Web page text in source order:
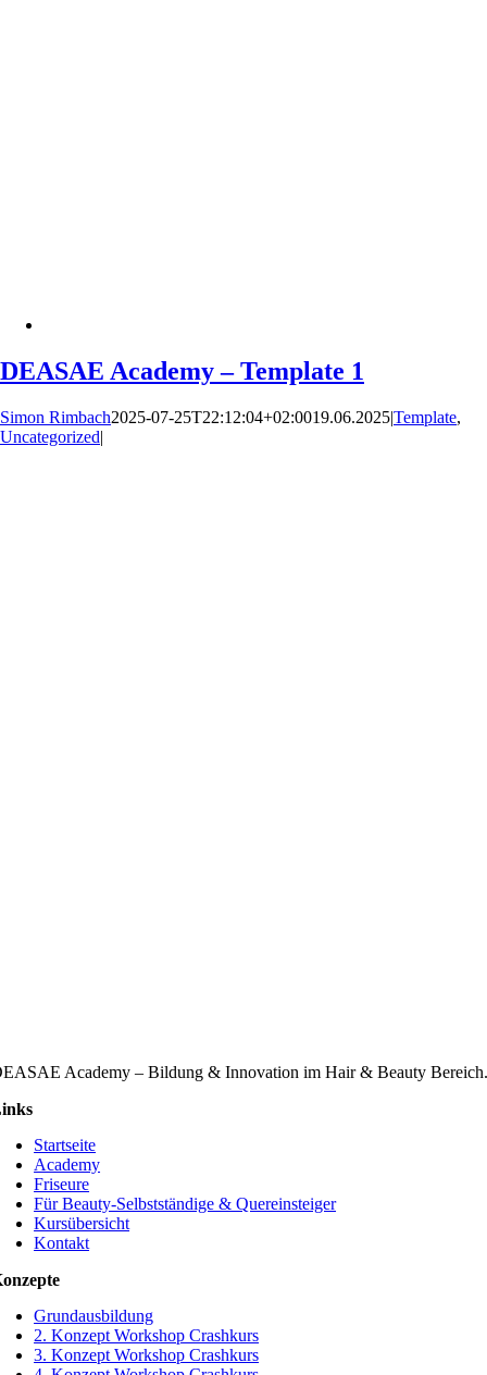
DEASAE Academy – Template 1
Simon Rimbach2025-07-25T22:12:04+02:0019.06.2025|Template,
Uncategorized|
Academy – Bildung & Innovation im Hair & Beauty
Startseite
Academy
Friseure
Für Beauty-Selbstständige & Quereinsteiger
Kursübersicht
Kontakt
Grund­­ausbildung
2. Konzept Workshop Crashkurs
3. Konzept Workshop Crashkurs